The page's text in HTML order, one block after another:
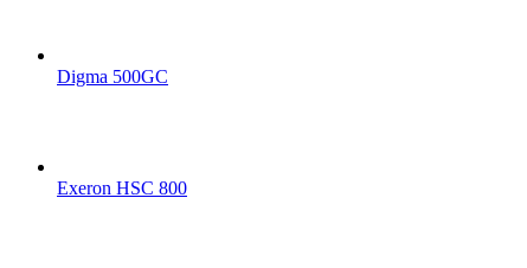
Digma 500GC
Exeron HSC 800